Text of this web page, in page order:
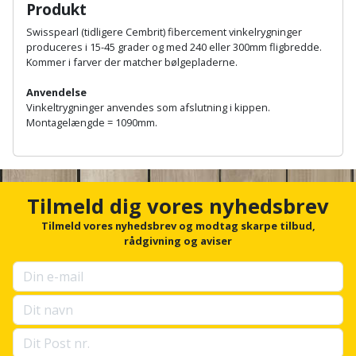
terrassebrædder
Lecablokke
og
fundablokke
Lofter
Lofttrapper
Murbinder
og
murfolie
Mursten
Høvl
Kloakrenser
Kniv
og
hobbykniv
Koben
Kridtsnor
Lærlingesæt
Landmålerstok
Detektor
Diamantskæremaskine
Diamantslibertilbehør
Dyksav
Excentersliber
Excenterslibertilbehør
Fedtsprøjte
Flamingoskærer
Robotplæneklipper
Robotplæneklipper
tilbehør
Vandpumpe
Vertikalskærer
/
mosfjerner
Drivhustilbehør
Elartikler
til
hus
have
Fuglefoderhus
opbevaring
Gavekort
Grill
Produkt
Swisspearl (tidligere Cembrit) fibercement vinkelrygninger
produceres i 15-45 grader og med 240 eller 300mm fligbredde.
Kommer i farver der matcher bølgepladerne.
Anvendelse
Vinkeltrygninger anvendes som afslutning i kippen.
Montagelængde = 1090mm.
c
r
u
p
s
e
l
Tilmeld dig vores nyhedsbrev
Tilmeld vores nyhedsbrev og modtag skarpe tilbud,
rådgivning og aviser